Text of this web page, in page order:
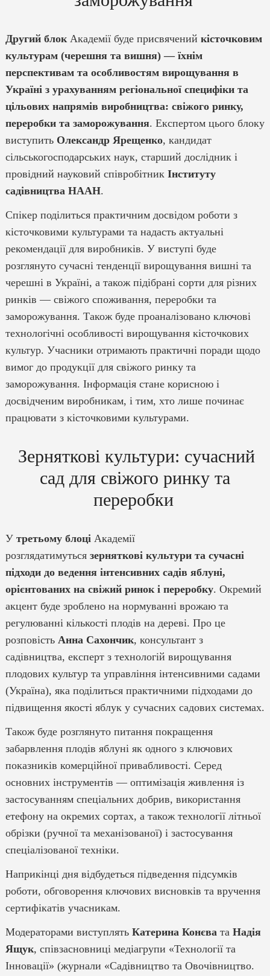
Другий блок Академії буде присвячений кісточковим
культурам (черешня та вишня) — їхнім
перспективам та особливостям вирощування в
Україні з урахуванням регіональної специфіки та
цільових напрямів виробництва: свіжого ринку,
переробки та заморожування. Експертом цього блоку
виступить Олександр Ярещенко, кандидат
сільськогосподарських наук, старший дослідник і
провідний науковий співробітник Інституту
садівництва НААН.
Спікер поділиться практичним досвідом роботи з
кісточковими культурами та надасть актуальні
рекомендації для виробників. У виступі буде
розглянуто сучасні тенденції вирощування вишні та
черешні в Україні, а також підібрані сорти для різних
ринків — свіжого споживання, переробки та
заморожування. Також буде проаналізовано ключові
технологічні особливості вирощування кісточкових
культур. Учасники отримають практичні поради щодо
вимог до продукції для свіжого ринку та
заморожування. Інформація стане корисною і
досвідченим виробникам, і тим, хто лише починає
працювати з кісточковими культурами.
Зерняткові культури: сучасний
сад для свіжого ринку та
переробки
У третьому блоціАкадемії
розглядатимуться зерняткові культури та сучасні
підходи до ведення інтенсивних садів яблуні,
орієнтованих на свіжий ринок і переробку. Окремий
акцент буде зроблено на нормуванні врожаю та
регулюванні кількості плодів на дереві. Про це
розповість Анна Сахончик, консультант з
садівництва, експерт з технологій вирощування
плодових культур та управління інтенсивними садами
(Україна), яка поділиться практичними підходами до
підвищення якості яблук у сучасних садових системах.
Також буде розглянуто питання покращення
забарвлення плодів яблуні як одного з ключових
показників комерційної привабливості. Серед
основних інструментів — оптимізація живлення із
застосуванням спеціальних добрив, використання
етефону на окремих сортах, а також технології літньої
обрізки (ручної та механізованої) і застосування
спеціалізованої техніки.
Наприкінці дня відбудеться підведення підсумків
роботи, обговорення ключових висновків та вручення
сертифікатів учасникам.
Модераторами виступлять Катерина Конєвата Надія
Ящук, співзасновниці медіагрупи «Технології та
Інновації» (журнали «Садівництво та Овочівництво.